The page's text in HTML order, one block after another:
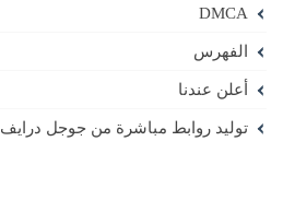
DMCA
الفهرس
أعلن عندنا
توليد روابط مباشرة من جوجل درايف